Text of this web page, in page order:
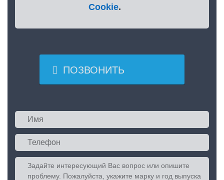
Cookie.
 ПОЗВОНИТЬ